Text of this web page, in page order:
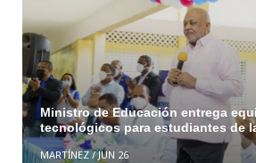
Ministro de Educación entrega
tecnológicos para estudiantes de
MARTÍNEZ/JUN 26